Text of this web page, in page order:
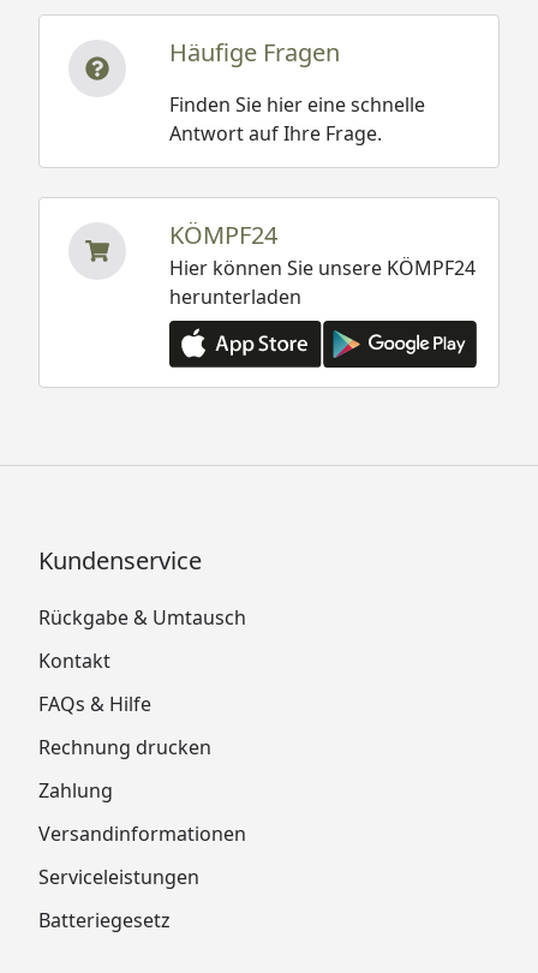
Häufige Fragen
Finden Sie hier eine schnelle
Antwort auf Ihre Frage.
KÖMPF24
Hier können Sie unsere KÖMPF24
herunterladen
Kundenservice
Rückgabe & Umtausch
Kontakt
FAQs & Hilfe
Rechnung drucken
Zahlung
Versandinformationen
Serviceleistungen
Batteriegesetz